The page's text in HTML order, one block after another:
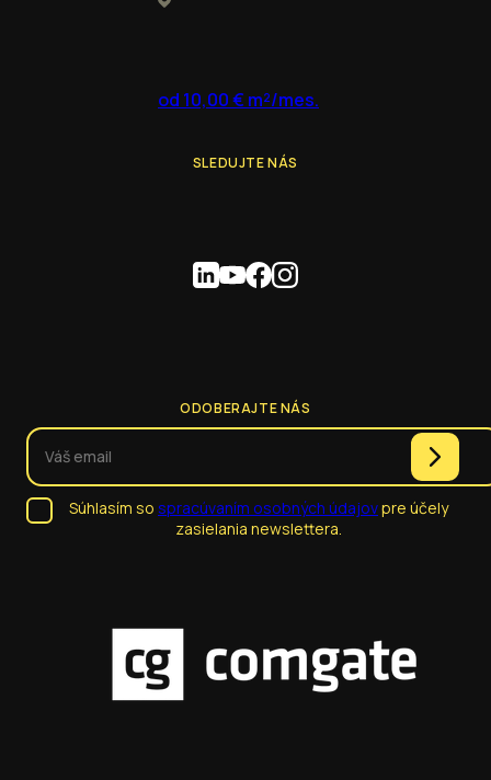
od 10,00 € m²/mes.
SLEDUJTE NÁS
ODOBERAJTE NÁS
Súhlasím so spracúvaním osobných údajovpre účely
zasielania newslettera.